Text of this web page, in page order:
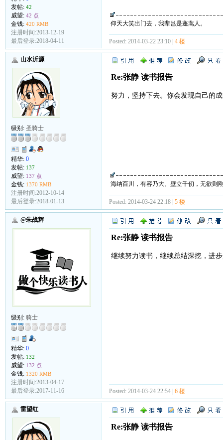
发帖: 42
威望: 42 点
金钱: 420 RMB
注册时间:2013-12-19
最后登录:2018-04-11
仰天大笑出门去，我辈岂是蓬蒿人。
Posted: 2014-03-22 23:10 | 4 楼
山水沂源
级别: 圣骑士
精华: 0
发帖: 137
威望: 137 点
金钱: 1370 RMB
注册时间:2012-10-14
最后登录:2018-01-13
Re:张静 读书报告
努力，坚持下去。你会发现自己的
海纳百川，有容乃大。壁立千仞，无欲则
Posted: 2014-03-24 22:18 | 5 楼
@朱战辉
级别: 骑士
精华: 0
发帖: 132
威望: 132 点
金钱: 1320 RMB
注册时间:2013-04-17
最后登录:2017-11-16
Re:张静 读书报告
继续努力读书，继续总结深挖，进
Posted: 2014-03-24 22:54 | 6 楼
雷望红
Re:张静 读书报告